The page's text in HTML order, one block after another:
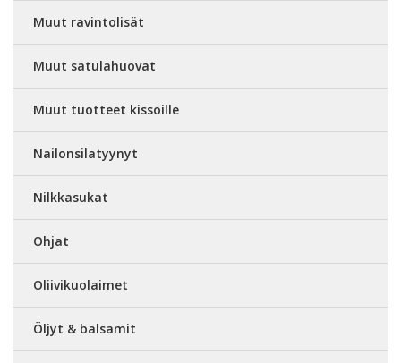
Muut ravintolisät
Muut satulahuovat
Muut tuotteet kissoille
Nailonsilatyynyt
Nilkkasukat
Ohjat
Oliivikuolaimet
Öljyt & balsamit